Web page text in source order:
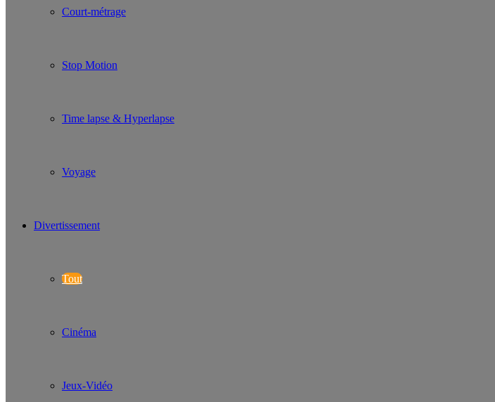
Court-métrage
Stop Motion
Time lapse & Hyperlapse
Voyage
Divertissement
Tout
Cinéma
Jeux-Vidéo